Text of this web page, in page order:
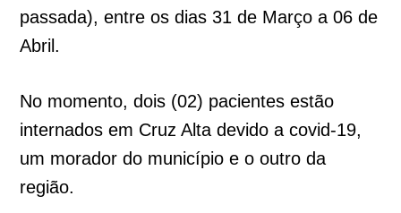
passada), entre os dias 31 de Março a 06 de
Abril.
No momento, dois (02) pacientes estão
internados em Cruz Alta devido a covid-19,
um morador do município e o outro da
região.